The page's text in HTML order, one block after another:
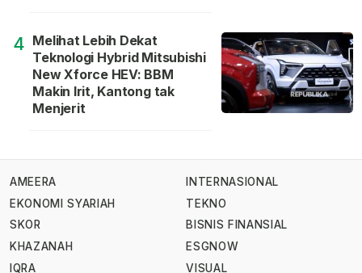
4 Melihat Lebih Dekat
Teknologi Hybrid Mitsubishi
New Xforce HEV: BBM
Makin Irit, Kantong tak
Menjerit
AMEERA
EKONOMI SYARIAH
SKOR
KHAZANAH
IQRA
INTERNASIONAL
TEKNO
BISNIS FINANSIAL
ESGNOW
VISUAL